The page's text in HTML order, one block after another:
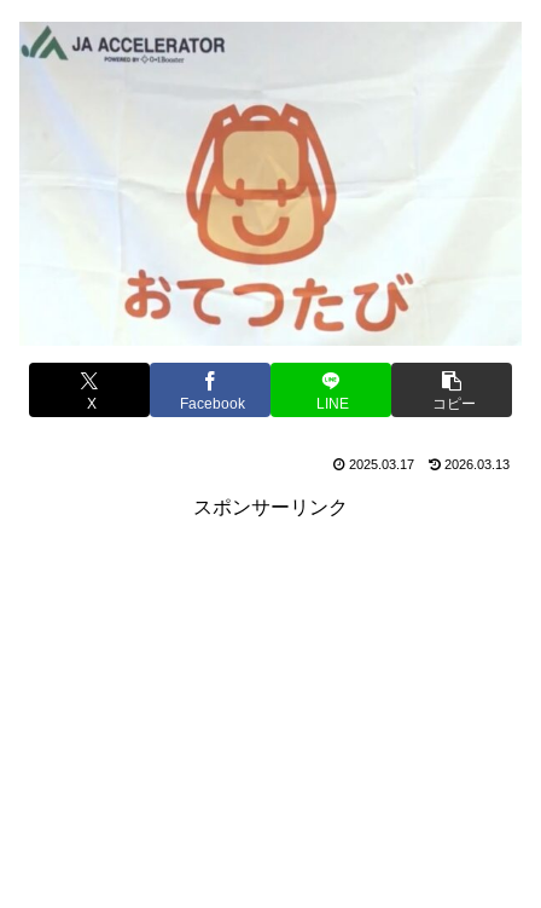
X Facebook LINE コピー
2025.03.17 2026.03.13
スポンサーリンク